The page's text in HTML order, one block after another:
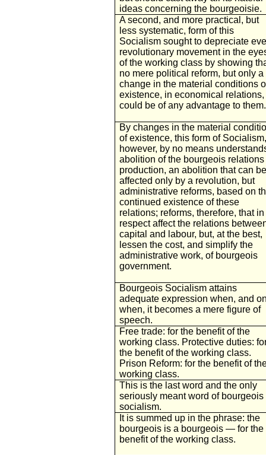
ideas concerning the bourgeoisie.
A second, and more practical, but
less systematic, form of this
Socialism sought to depreciate
revolutionary movement in the
of the working class by showing
no mere political reform, but only a
change in the material conditions
existence, in economical relations,
could be of any advantage to them.
By changes in the material
of existence, this form of Socialism,
however, by no means
abolition of the bourgeois relations
production, an abolition that can be
affected only by a revolution, but
administrative reforms, based on
continued existence of these
relations; reforms, therefore, that in
respect affect the relations
capital and labour, but, at the best,
lessen the cost, and simplify the
administrative work, of bourgeois
government.
Bourgeois Socialism attains
adequate expression when, and
when, it becomes a mere figure of
speech.
Free trade: for the benefit of the
working class. Protective duties:
the benefit of the working class.
Prison Reform: for the benefit of
working class.
This is the last word and the only
seriously meant word of bourgeois
socialism.
It is summed up in the phrase: the
bourgeois is a bourgeois — for the
benefit of the working class.